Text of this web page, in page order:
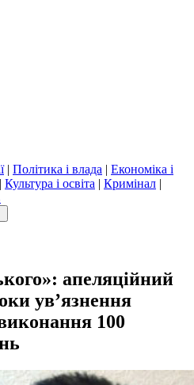
| Політика і влада | Економіка і
| Культура і освіта | Кримінал |
апеляційний
ув’язнення
100